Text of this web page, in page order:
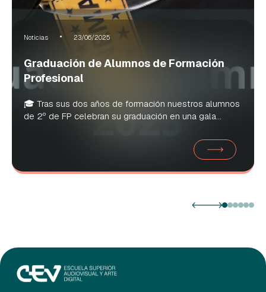
Noticias 23/06/2025
Graduación de Alumnos de Formación
Profesional
🎓 Tras sus dos años de formación nuestros alumnos
de 2º de FP celebran su graduación en una gala...